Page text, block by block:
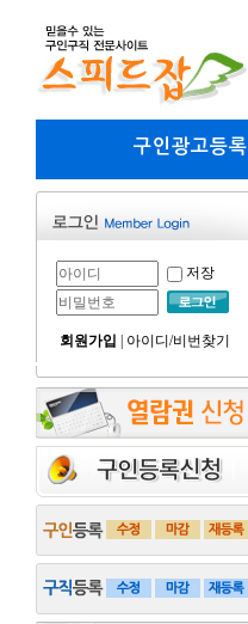
구인광고등록
저장
회원가입 아이디/비번찾기